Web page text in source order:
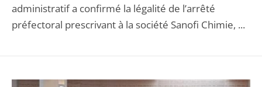
administratif a confirmé la légalité de l’arrêté
préfectoral prescrivant à la société Sanofi Chimie, ...